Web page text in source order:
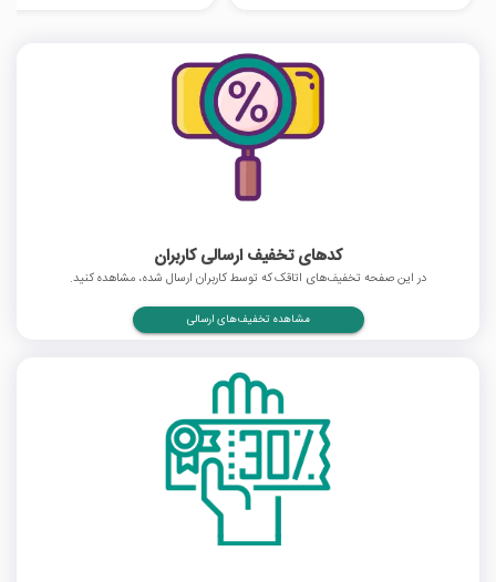
کدهای تخفیف ارسالی کاربران
در این صفحه تخفیف‌های اتاقک که توسط کاربران ارسال شده، مشاهده کنید.
مشاهده تخفیف‌های ارسالی